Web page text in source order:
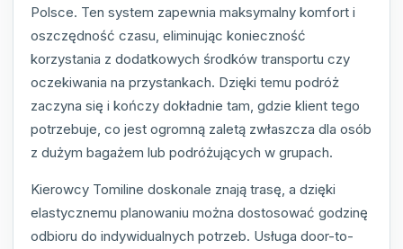
Polsce. Ten system zapewnia maksymalny komfort i
oszczędność czasu, eliminując konieczność
korzystania z dodatkowych środków transportu czy
oczekiwania na przystankach. Dzięki temu podróż
zaczyna się i kończy dokładnie tam, gdzie klient tego
potrzebuje, co jest ogromną zaletą zwłaszcza dla osób
z dużym bagażem lub podróżujących w grupach.
Kierowcy Tomiline doskonale znają trasę, a dzięki
elastycznemu planowaniu można dostosować godzinę
odbioru do indywidualnych potrzeb. Usługa door-to-